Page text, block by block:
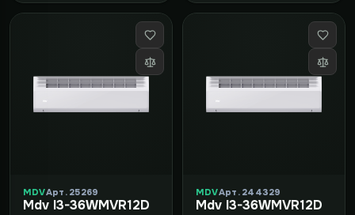
MDVАрт. 25269
Mdv I3-36WMVR12D
MDVАрт. 244329
Mdv I3-36WMVR12D